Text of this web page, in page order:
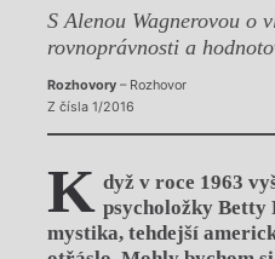
S Alenou Wagnerovou o
rovnoprávnosti a
Rozhovory– Rozhovor
Z čísla 1/2016
K dyž v roce 1963
psycholožky Betty
mystika, tehdejší